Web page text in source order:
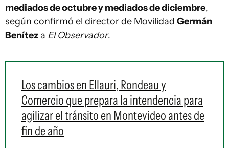
mediados de octubre y mediados de diciembre,
según confirmó el director de Movilidad Germán
Beníteza El Observador.
Los cambios en Ellauri, Rondeau y
Comercio que prepara la intendencia para
agilizar el tránsito en Montevideo antes de
fin de año